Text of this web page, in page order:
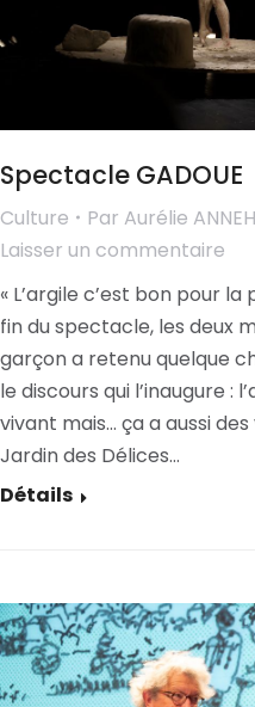
Spectacle GADOUE
Culture Par Aurélie
Laisser un commentaire
« L’argile c’est bon pour
fin du spectacle, les deux
garçon a retenu quelque
le discours qui l’inaugure :
vivant mais… ça a aussi
Jardin des Délices…
Détails